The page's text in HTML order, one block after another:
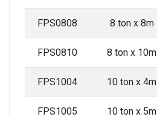
FPS0808 8 ton x 8m
FPS0810 8 ton x 10m
FPS1004 10 ton x 4m
FPS1005 10 ton x 5m